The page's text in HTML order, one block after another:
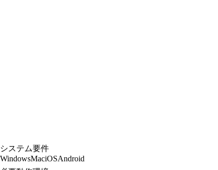
システム要件
WindowsMaciOSAndroid